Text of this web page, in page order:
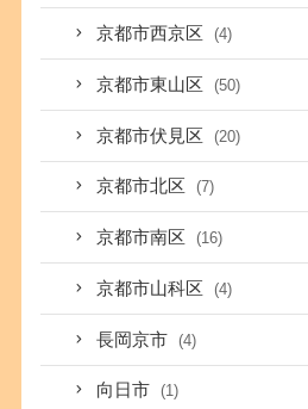
京都市西京区 (4)
京都市東山区 (50)
京都市伏見区 (20)
京都市北区 (7)
京都市南区 (16)
京都市山科区 (4)
長岡京市 (4)
向日市 (1)